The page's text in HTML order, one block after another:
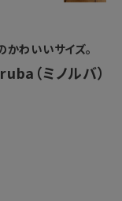
わいいサイズ。
（ミノルバ）